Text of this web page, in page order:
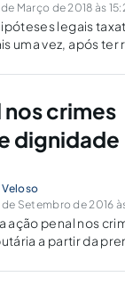
Março de 2018 às
legais
uma vez, após ter
ano.
crimes
dignidade
Setembro de 2016
ação penal nos
a partir da
legal